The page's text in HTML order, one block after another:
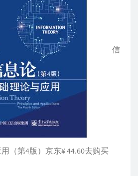
信
（第4版）京东¥ 44.60去购买